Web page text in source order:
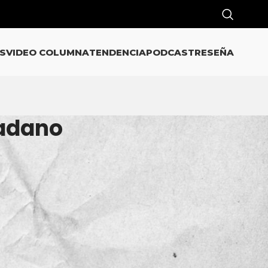
VIDEO COLUMNATENDENCIAPODCASTRESEÑA